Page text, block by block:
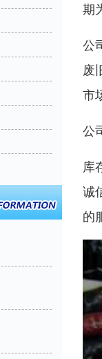
期
公
废
市
公
库
诚
的